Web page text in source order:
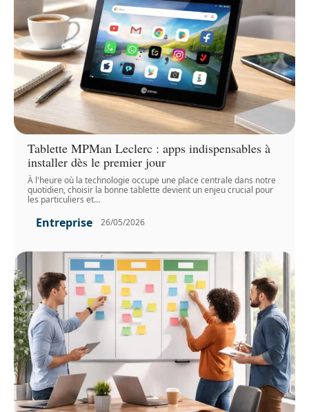
Tablette MPMan Leclerc : apps indispensables à
installer dès le premier jour
À l'heure où la technologie occupe une place centrale dans notre
quotidien, choisir la bonne tablette devient un enjeu crucial pour
les particuliers et…
Entreprise 26/05/2026